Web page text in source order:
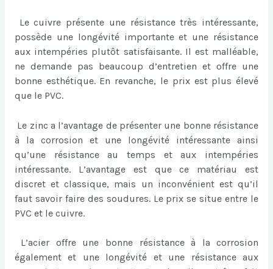
Le cuivre présente une résistance très intéressante,
possède une longévité importante et une résistance
aux intempéries plutôt satisfaisante. Il est malléable,
ne demande pas beaucoup d’entretien et offre une
bonne esthétique. En revanche, le prix est plus élevé
que le PVC.
Le zinc a l’avantage de présenter une bonne résistance
à la corrosion et une longévité intéressante ainsi
qu’une résistance au temps et aux intempéries
intéressante. L’avantage est que ce matériau est
discret et classique, mais un inconvénient est qu’il
faut savoir faire des soudures. Le prix se situe entre le
PVC et le cuivre.
L’acier offre une bonne résistance à la corrosion
également et une longévité et une résistance aux